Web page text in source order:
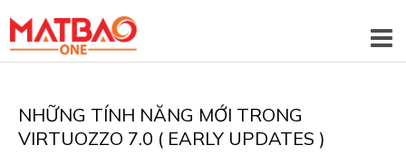
NHỮNG TÍNH NĂNG MỚI TRONG
VIRTUOZZO 7.0 ( EARLY UPDATES )